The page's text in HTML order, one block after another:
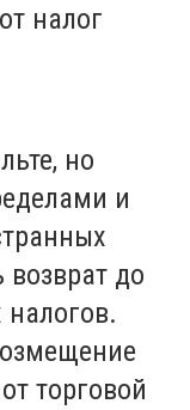
налог
но
и
возврат до
торговой